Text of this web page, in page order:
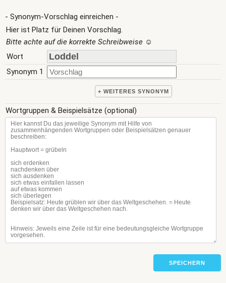
- Synonym-Vorschlag einreichen -
Hier ist Platz für Deinen Vorschlag.
Bitte achte auf die korrekte Schreibweise ☺
Wort
Synonym 1
+ WEITERES SYNONYM
Wortgruppen & Beispielsätze (optional)
SPEICHERN